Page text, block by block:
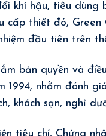
khí hậu, tiêu dùng
cấp thiết đó,
đầu tiên trên
bản quyền và
1994, nhằm đánh
khách sạn, nghỉ